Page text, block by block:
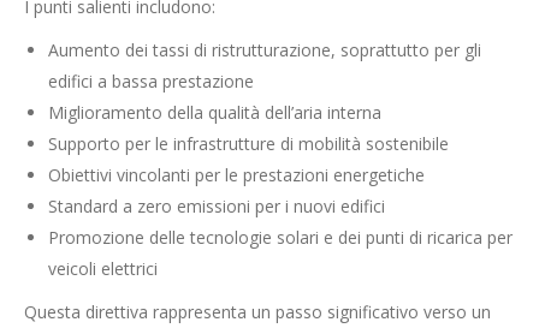
I punti salienti includono:
Aumento dei tassi di ristrutturazione, soprattutto per gli
edifici a bassa prestazione
Miglioramento della qualità dell’aria interna
Supporto per le infrastrutture di mobilità sostenibile
Obiettivi vincolanti per le prestazioni energetiche
Standard a zero emissioni per i nuovi edifici
Promozione delle tecnologie solari e dei punti di ricarica per
veicoli elettrici
Questa direttiva rappresenta un passo significativo verso un